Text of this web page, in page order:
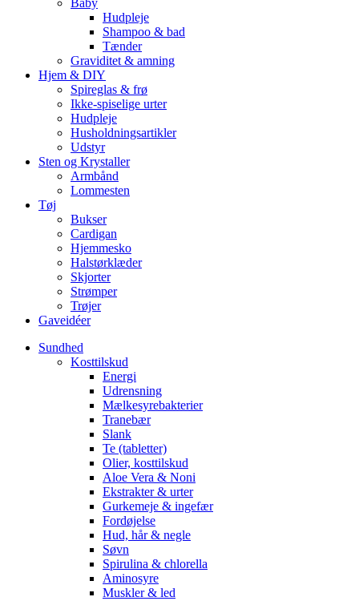
Baby
Hudpleje
Shampoo & bad
Tænder
Graviditet & amning
Hjem & DIY
Spireglas & frø
Ikke-spiselige urter
Hudpleje
Husholdningsartikler
Udstyr
Sten og Krystaller
Armbånd
Lommesten
Tøj
Bukser
Cardigan
Hjemmesko
Halstørklæder
Skjorter
Strømper
Trøjer
Gaveidéer
Sundhed
Kosttilskud
Energi
Udrensning
Mælkesyrebakterier
Tranebær
Slank
Te (tabletter)
Olier, kosttilskud
Aloe Vera & Noni
Ekstrakter & urter
Gurkemeje & ingefær
Fordøjelse
Hud, hår & negle
Søvn
Spirulina & chlorella
Aminosyre
Muskler & led